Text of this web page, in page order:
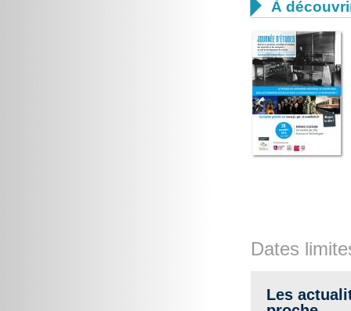
 À
Dates
Les